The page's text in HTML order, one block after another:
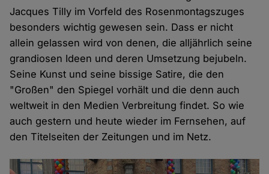
Jacques Tilly im Vorfeld des Rosenmontagszuges
besonders wichtig gewesen sein. Dass er nicht
allein gelassen wird von denen, die alljährlich seine
grandiosen Ideen und deren Umsetzung bejubeln.
Seine Kunst und seine bissige Satire, die den
"Großen" den Spiegel vorhält und die denn auch
weltweit in den Medien Verbreitung findet. So wie
auch gestern und heute wieder im Fernsehen, auf
den Titelseiten der Zeitungen und im Netz.